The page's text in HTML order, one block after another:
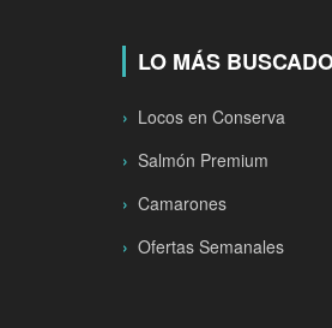
LO MÁS
Locos en Conserva
Salmón Premium
Camarones
Ofertas Semanales